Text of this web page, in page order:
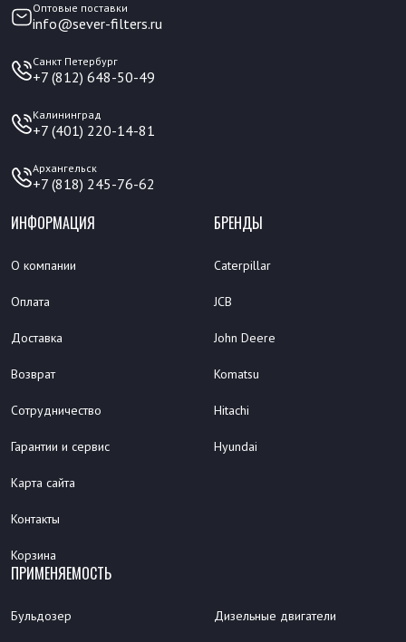
Оптовые поставки
info@sever-filters.ru
Санкт Петербург
+7 (812) 648-50-49
Калининград
+7 (401) 220-14-81
Архангельск
+7 (818) 245-76-62
ИНФОРМАЦИЯ
О компании
Оплата
Доставка
Возврат
Сотрудничество
Гарантии и сервис
Карта сайта
Контакты
Корзина
БРЕНДЫ
Caterpillar
JCB
John Deere
Komatsu
Hitachi
Hyundai
ПРИМЕНЯЕМОСТЬ
Бульдозер Дизельные двигатели